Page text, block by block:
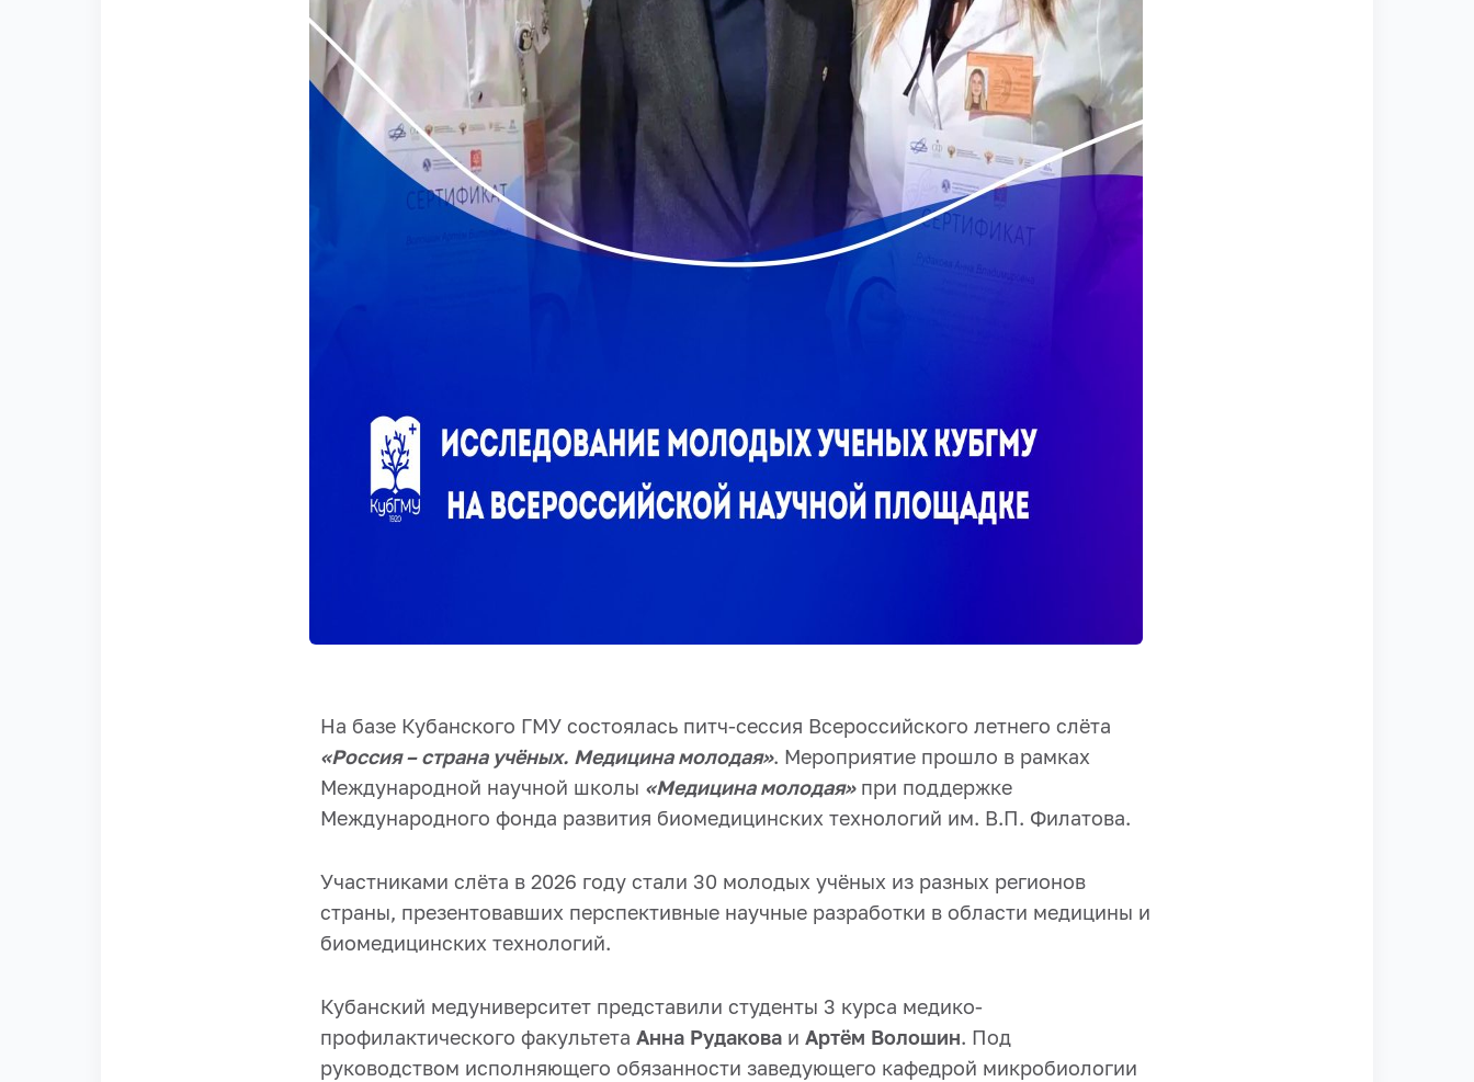
На базе Кубанского ГМУ состоялась питч-сессия Всероссийского летнего слёта
«Россия – страна учёных. Медицина молодая». Мероприятие прошло в рамках
Международной научной школы «Медицина молодая»при поддержке
Международного фонда развития биомедицинских технологий им. В.П. Филатова.
Участниками слёта в 2026 году стали 30 молодых учёных из разных регионов
страны, презентовавших перспективные научные разработки в области медицины и
биомедицинских технологий.
Кубанский медуниверситет представили студенты 3 курса медико-
профилактического факультета Анна Рудакова и Артём Волошин. Под
руководством исполняющего обязанности заведующего кафедрой микробиологии